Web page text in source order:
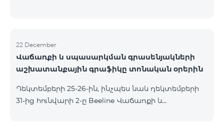
22 December
Վաճառքի և սպասարկման գրասենյակների
աշխատանքային գրաֆիկը տոնական օրերին
Դեկտեմբերի 25-26-ին, ինչպես նաև դեկտեմբերի
31-ից hունվարի 2-ը Beeline Վաճառքի և